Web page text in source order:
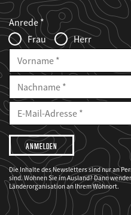
Web2Case
Infofelder
Fieldset
anrede_name
Anrede
Frau
Herr
Vorname
Nachname
E-
Mailadresse
E-
Adresse
Ich
möchte,
dass
der
WWF
mich
über
seine
Projekte
informiert.
Die Inhalte des Newsletters sind nur an
sind. Wohnen Sie im Ausland? Dann
Länderorganisation an Ihrem Wohnort.